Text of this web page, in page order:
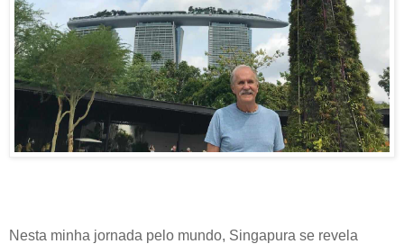
Nesta minha jornada pelo mundo, Singapura se revela